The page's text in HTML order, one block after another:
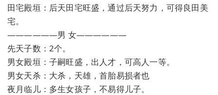
田宅殿垣：后天田宅旺盛，通过后天努力，可得良田美
宅。
——————男 女——————
先天子数：2个。
男女殿垣：子嗣旺盛，出人才，可高人一等。
男女天杀：大杀，天雄，首胎易损者也
夜月临儿：多生女孩子，不易得儿子。